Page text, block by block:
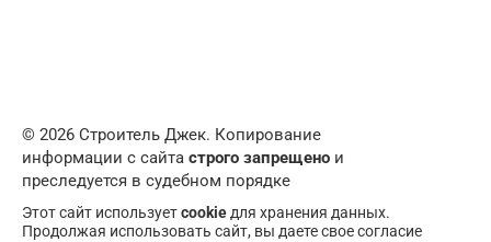
© 2026 Строитель Джек. Копирование
информации с сайта строго запрещено и
преследуется в судебном порядке
Этот сайт используетcookie для хранения данных.
Продолжая использовать сайт, вы даете свое согласие